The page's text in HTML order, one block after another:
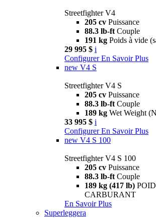
Streetfighter V4
205 cv Puissance
88.3 lb-ft Couple
191 kg Poids à vide
29 995 $ i
Configurer En Savoir Plus
new V4 S
Streetfighter V4 S
205 cv Puissance
88.3 lb-ft Couple
189 kg Wet Weight
33 995 $ i
Configurer En Savoir Plus
new V4 S 100
Streetfighter V4 S 100
205 cv Puissance
88.3 lb-ft Couple
189 kg (417 lb)
CARBURANT
En Savoir Plus
Superleggera